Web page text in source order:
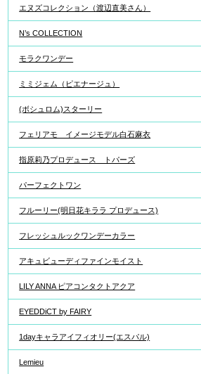
エヌズコレクション（渡辺直美さん）
N’s COLLECTION
モラクワンデー
ミミジェム（ピエナージュ）
(ボシュロム)スターリー
フェリアモ イメージモデル白石麻衣
指原莉乃プロデュース トパーズ
パーフェクトワン
フルーリー(明日花キララ プロデュース)
フレッシュルックワンデーカラー
アキュビューディファインモイスト
LILY ANNA ピアコンタクトアクア
EYEDDiCT by FAIRY
1dayキャラアイフィオリー(エスパル)
Lemieu